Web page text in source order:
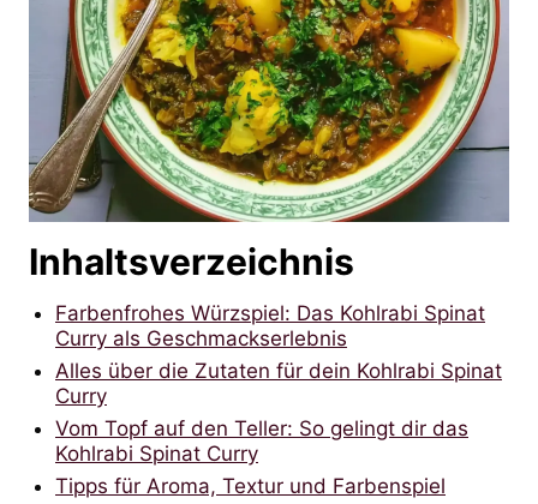
Inhaltsverzeichnis
Farbenfrohes Würzspiel: Das Kohlrabi Spinat
Curry als Geschmackserlebnis
Alles über die Zutaten für dein Kohlrabi Spinat
Curry
Vom Topf auf den Teller: So gelingt dir das
Kohlrabi Spinat Curry
Tipps für Aroma, Textur und Farbenspiel